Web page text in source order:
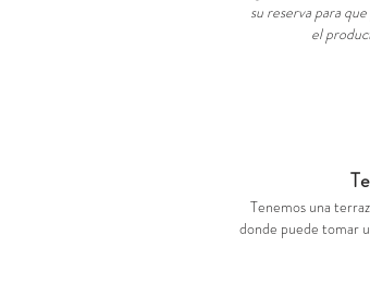
su reserva para
el
Tenemos una
donde puede tomar